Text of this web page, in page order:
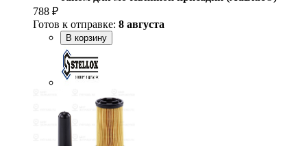
788 ₽
Готов к отправке: 8 августа
В корзину